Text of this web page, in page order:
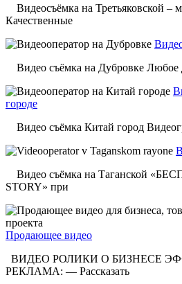
Видеосъёмка на Третьяковской –
Качественные
Видео съёмка на Дубровке Любое
городе
Видео съёмка Китай город
Видео съёмка на Таганской
STORY» при
Продающее видео
ВИДЕО РОЛИКИ О БИЗНЕСЕ
РЕКЛАМА: — Рассказать